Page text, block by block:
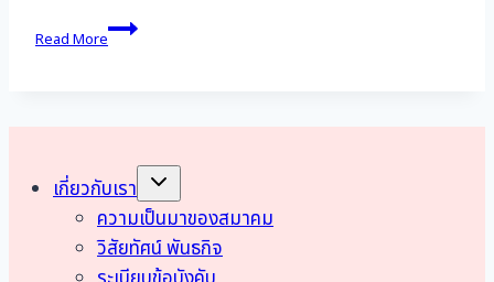
Read More
บทความ
วิชาการ
เกี่ยวกับเรา
Toggle
menu
ความเป็นมาของสมาคม
วิสัยทัศน์ พันธกิจ